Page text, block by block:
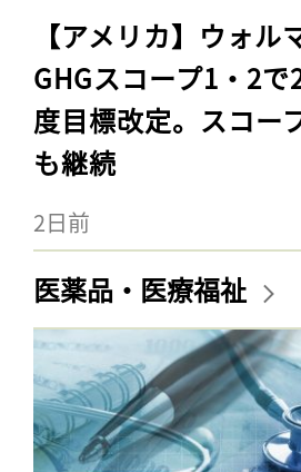
【アメリカ】ウォル
GHGスコープ1・2で
度目標改定。スコー
も継続
2日前
医薬品・医療福祉